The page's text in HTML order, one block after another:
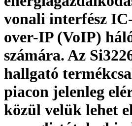
vonali interfész
over-IP (VoIP)
számára. Az
hallgató
piacon jelenleg
közül velük lehet